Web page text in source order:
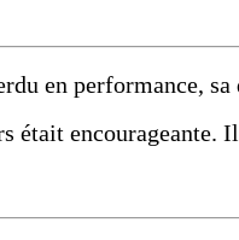
en performance, sa
était encourageante.